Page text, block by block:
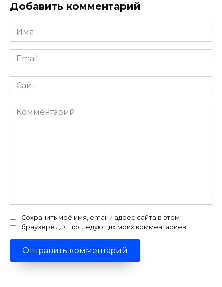
Добавить комментарий
Имя
*
Email
*
Сайт
Комментарий
Сохранить моё имя, email и адрес сайта в этом
браузере для последующих моих комментариев.